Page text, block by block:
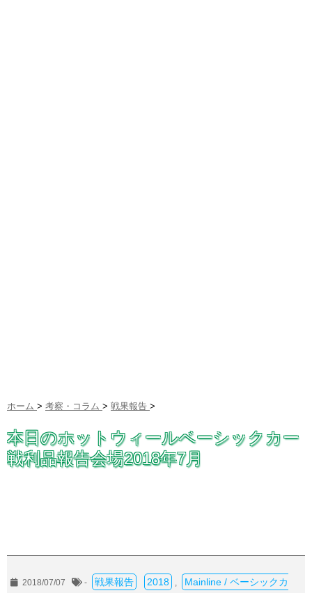
ホーム > 考察・コラム > 戦果報告 >
本日のホットウィールベーシックカー
戦利品報告会場2018年7月
2018/07/07 - 戦果報告 2018 Mainline / ベーシックカ